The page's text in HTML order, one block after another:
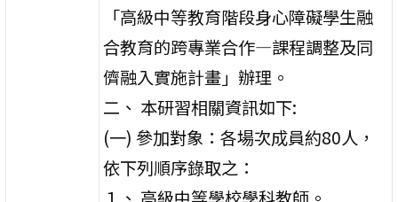
「高級中等教育階段身心障礙學生融
合教育的跨專業合作—課程調整及同
儕融入實施計畫」辦理。
二、 本研習相關資訊如下:
(一) 參加對象：各場次成員約80人，
依下列順序錄取之：